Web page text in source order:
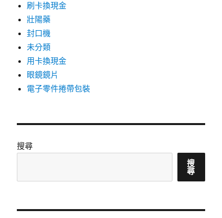
刷卡換現金
壯陽藥
封口機
未分類
用卡換現金
眼鏡鏡片
電子零件捲帶包裝
搜尋
搜
尋